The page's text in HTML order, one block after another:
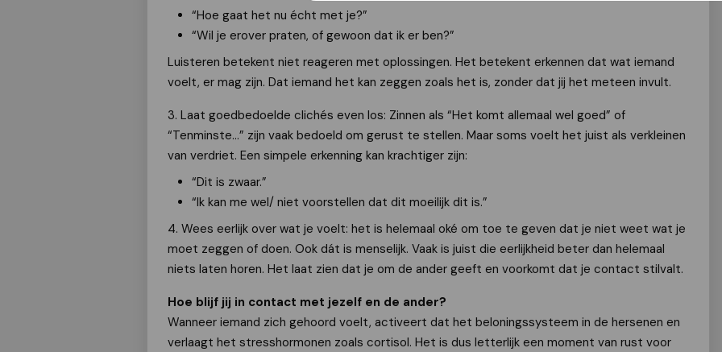
“Hoe gaat het nu écht met je?”
“Wil je erover praten, of gewoon dat ik er ben?”
Luisteren betekent niet reageren met oplossingen. Het betekent erkennen dat wat iemand
voelt, er mag zijn. Dat iemand het kan zeggen zoals het is, zonder dat jij het meteen invult.
3. Laat goedbedoelde clichés even los: Zinnen als “Het komt allemaal wel goed” of
“Tenminste…” zijn vaak bedoeld om gerust te stellen. Maar soms voelt het juist als verkleinen
van verdriet. Een simpele erkenning kan krachtiger zijn:
“Dit is zwaar.”
“Ik kan me wel/ niet voorstellen dat dit moeilijk dit is.”
4. Wees eerlijk over wat je voelt: het is helemaal oké om toe te geven dat je niet weet wat je
moet zeggen of doen. Ook dát is menselijk. Vaak is juist die eerlijkheid beter dan helemaal
niets laten horen. Het laat zien dat je om de ander geeft en voorkomt dat je contact stilvalt.
Hoe blijf jij in contact met jezelf en de ander?
Wanneer iemand zich gehoord voelt, activeert dat het beloningssysteem in de hersenen en
verlaagt het stresshormonen zoals cortisol. Het is dus letterlijk een moment van rust voor